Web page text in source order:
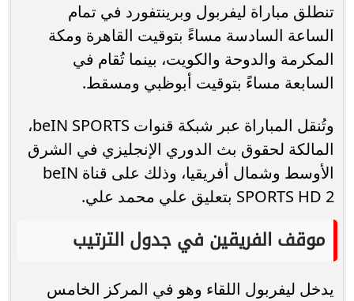
تنطلق مباراة ليفربول وبرينتفورد في تمام
الساعة السادسة مساءً بتوقيت القاهرة ومكة
المكرمة والدوحة والكويت، بينما تُقام في
السابعة مساءً بتوقيت أبوظبي ومسقط.
وتُنقل المباراة عبر شبكة قنوات beIN SPORTS،
المالكة لحقوق بث الدوري الإنجليزي في الشرق
الأوسط وشمال أفريقيا، وذلك على قناة beIN
SPORTS HD 2 بتعليق علي محمد علي.
موقف الفريقين في جدول الترتيب
يدخل ليفربول اللقاء وهو في المركز الخامس